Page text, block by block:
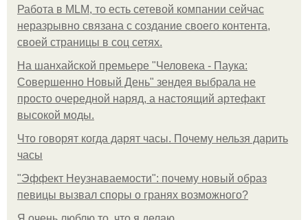
Работа в MLM, то есть сетевой компании сейчас
неразрывно связана с создание своего контента,
своей страницы в соц сетях.
На шанхайской премьере "Человека - Паука:
Совершенно Новый День" зендея выбрала не
просто очередной наряд, а настоящий артефакт
высокой моды.
Что говорят когда дарят часы. Почему нельзя дарить
часы
"Эффект Неузнаваемости": почему новый образ
певицы вызвал споры о гранях возможного?